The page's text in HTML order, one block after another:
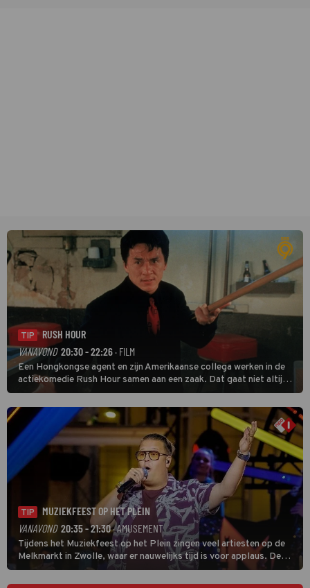
TIP
RUSH HOUR
VANAVOND 20:30 - 22:26 · FILM
Een Hongkongse agent en zijn Amerikaanse collega werken in de
actiekomedie Rush Hour samen aan een zaak. Dat gaat niet altijd
van een leien dakje.
TIP
MUZIEKFEEST OP HET PLEIN
VANAVOND 20:35 - 21:30· AMUSEMENT
Tijdens het Muziekfeest op het Plein zingen veel artiesten op de
Melkmarkt in Zwolle, waar er nauwelijks tijd is voor applaus. De
grootste namen zijn André Hazes, Jannes, René Froger en
natuurlijk Rutger van Barneveld met zijn hit Zwoele Zomernachten.